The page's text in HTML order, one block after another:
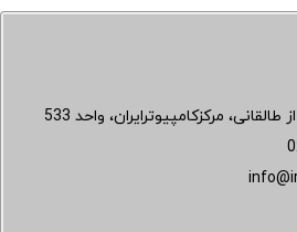
مرکزکامپیوترایران، واحد 533